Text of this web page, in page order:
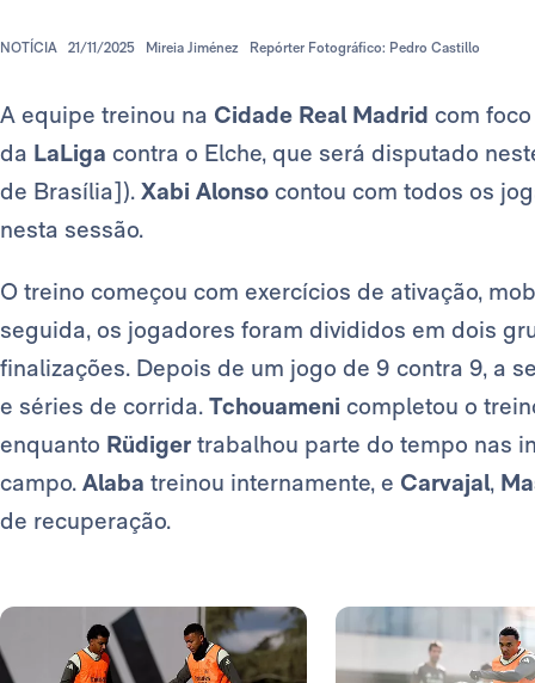
NOTÍCIA 21/11/2025 Mireia Jiménez Repórter Fotográfico: Pedro Castillo
A equipe treinou na Cidade Real Madrid com
da LaLiga contra o Elche, que será disputado
de Brasília]). Xabi Alonso contou com todos os
nesta sessão.
O treino começou com exercícios de ativação,
seguida, os jogadores foram divididos em dois
finalizações. Depois de um jogo de 9 contra 9, a
e séries de corrida. Tchouameni completou o
enquanto Rüdiger trabalhou parte do tempo nas
campo. Alaba treinou internamente, e Carvajal,
de recuperação.